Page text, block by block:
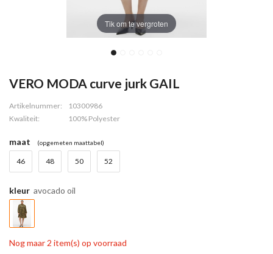
Tik om te vergroten
VERO MODA curve jurk GAIL
Artikelnummer:
10300986
Kwaliteit:
100% Polyester
maat (opgemeten maattabel)
46 48 50 52
kleur avocado oil
Nog maar 2 item(s) op voorraad